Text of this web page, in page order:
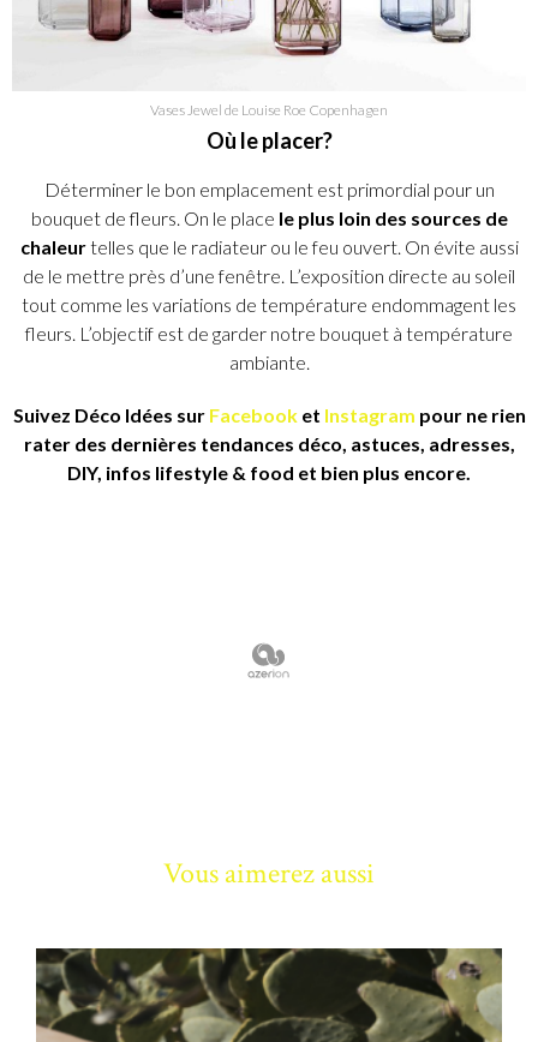
Vases Jewel de Louise Roe Copenhagen
Où le placer?
Déterminer le bon emplacement est primordial pour un
bouquet de fleurs. On le place le plus loin des sources de
chaleurtelles que le radiateur ou le feu ouvert. On évite aussi
de le mettre près d’une fenêtre. L’exposition directe au soleil
tout comme les variations de température endommagent les
fleurs. L’objectif est de garder notre bouquet à température
ambiante.
Suivez Déco Idées sur Facebook et Instagram pour ne rien
rater des dernières tendances déco, astuces, adresses,
DIY, infos lifestyle & food et bien plus encore.
Vous aimerez aussi